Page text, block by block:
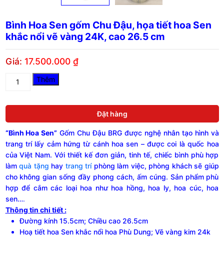
Bình Hoa Sen gốm Chu Đậu, họa tiết hoa Sen
khắc nổi vẽ vàng 24K, cao 26.5 cm
Giá: 17.500.000 ₫
“Bình Hoa Sen” Gốm Chu Đậu BRG được nghệ nhân tạo hình và
trang trí lấy cảm hứng từ cánh hoa sen – được coi là quốc hoa
của Việt Nam. Với thiết kế đơn giản, tinh tế, chiếc bình phù hợp
làm quà tặng hay trang trí phòng làm việc, phòng khách sẽ giúp
cho không gian sống đầy phong cách, ấm cúng. Sản phẩm phù
hợp để cắm các loại hoa như hoa hồng, hoa ly, hoa cúc, hoa
sen….
Thông tin chi tiết :
Đường kính 15.5cm; Chiều cao 26.5cm
Hoạ tiết hoa Sen khắc nổi hoa Phù Dung; Vẽ vàng kim 24k
Bình
Hoa
gốm
Đậu,
họa
tiết
hoa
Sen
khắc
nổi
vẽ
vàng
24K,
cao
26.5
Thêm
Đặt hàng